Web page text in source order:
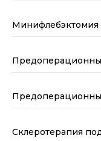
Минифлебэктомия
Склеротерапия